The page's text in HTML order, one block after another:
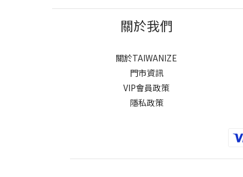
關於我們
關於TAIWANIZE
門市資訊
VIP會員政策
隱私政策